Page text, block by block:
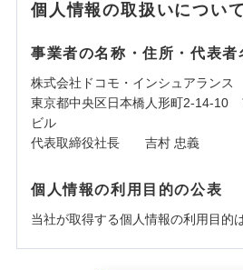
個人情報の取扱いについて
事業者の名称・住所・代表者
株式会社ドコモ・インシュアランス
東京都中央区日本橋人形町2-14-10
ビル
代表取締役社長 吉村 忠義
個人情報の利用目的の公表
当社が取得する個人情報の利用目的